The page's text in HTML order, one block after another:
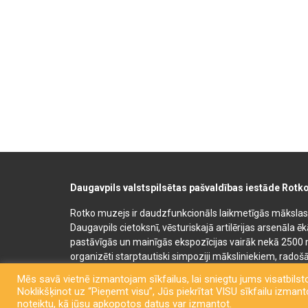
Daugavpils valstspilsētas pašvaldības iestāde
Rotko muzejs ir daudzfunkcionāls laikmetīgās
Daugavpils cietoksnī, vēsturiskajā artilērijas arsenāla
pastāvīgās un mainīgās ekspozīcijas vairāk nekā
organizēti starptautiski simpoziji māksliniekiem,
semināru un konferenču telpas. Rotko muzeja telpās
kafejnīca. Līdzās Rotko muzejam 2022. gadā tika
Mēs savā vietnē izmantojam sīkfailus, lai sniegtu jums
Noklikšķinot uz “Pieņemt visu”, Jūs piekrītat VISU sīkfailu
noteiktu, kā jūsu apkopotos datus var izmantot.